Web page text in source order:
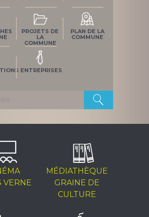
PROJETS DE
LA
COMMUNE
PLAN DE LA
COMMUNE
ENTREPRISES
:
VERNE
MÉDIATHÈQUE
GRAINE DE
CULTURE